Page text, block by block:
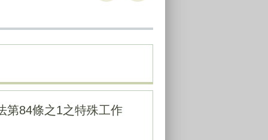
第84條之1之特殊工作